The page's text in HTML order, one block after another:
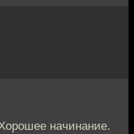
начинание.